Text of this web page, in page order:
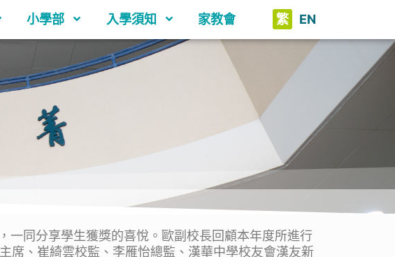
小學部 入學須知 家教會 繁 EN
同分享學生獲獎的喜悅。歐副校長回顧本年度所進行
席、崔綺雲校監、李雁怡總監、漢華中學校友會漢友新